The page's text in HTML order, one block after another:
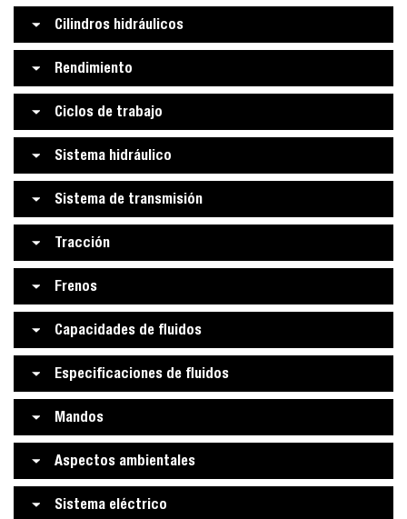
Cilindros hidráulicos
Rendimiento
Ciclos de trabajo
Sistema hidráulico
Sistema de transmisión
Tracción
Frenos
Capacidades de fluidos
Especificaciones de fluidos
Mandos
Aspectos ambientales
Sistema eléctrico